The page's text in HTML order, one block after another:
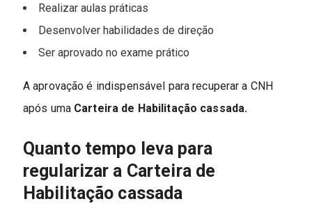
Realizar aulas práticas
Desenvolver habilidades de direção
Ser aprovado no exame prático
A aprovação é indispensável para recuperar a CNH
após uma Carteira de Habilitação cassada.
Quanto tempo leva para
regularizar a Carteira de
Habilitação cassada